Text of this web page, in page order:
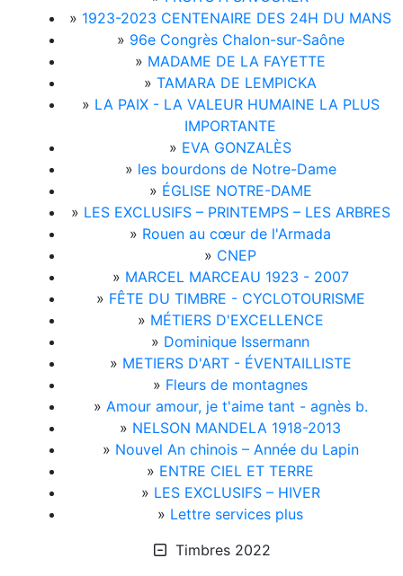
» 1923-2023 CENTENAIRE DES 24H DU MANS
» 96e Congrès Chalon-sur-Saône
» MADAME DE LA FAYETTE
» TAMARA DE LEMPICKA
» LA PAIX - LA VALEUR HUMAINE LA PLUS
IMPORTANTE
» EVA GONZALÈS
» les bourdons de Notre-Dame
» ÉGLISE NOTRE-DAME
» LES EXCLUSIFS – PRINTEMPS – LES ARBRES
» Rouen au cœur de l'Armada
» CNEP
» MARCEL MARCEAU 1923 - 2007
» FÊTE DU TIMBRE - CYCLOTOURISME
» MÉTIERS D'EXCELLENCE
» Dominique Issermann
» METIERS D'ART - ÉVENTAILLISTE
» Fleurs de montagnes
» Amour amour, je t'aime tant - agnès b.
» NELSON MANDELA 1918-2013
» Nouvel An chinois – Année du Lapin
» ENTRE CIEL ET TERRE
» LES EXCLUSIFS – HIVER
» Lettre services plus
Timbres 2022